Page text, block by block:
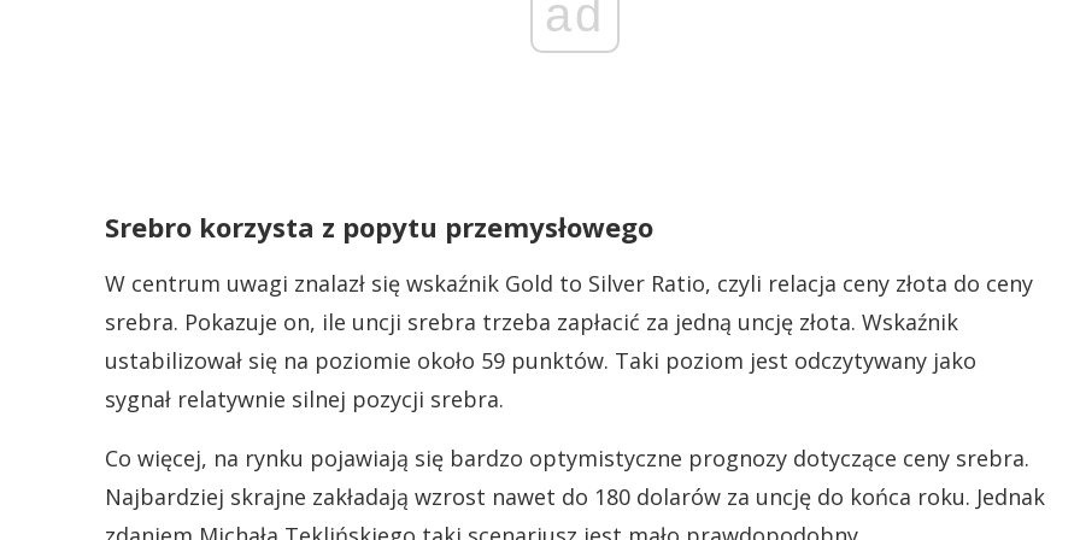
ad
Srebro korzysta z popytu przemysłowego
W centrum uwagi znalazł się wskaźnik Gold to Silver Ratio, czyli relacja ceny złota do ceny
srebra. Pokazuje on, ile uncji srebra trzeba zapłacić za jedną uncję złota. Wskaźnik
ustabilizował się na poziomie około 59 punktów. Taki poziom jest odczytywany jako
sygnał relatywnie silnej pozycji srebra.
Co więcej, na rynku pojawiają się bardzo optymistyczne prognozy dotyczące ceny srebra.
Najbardziej skrajne zakładają wzrost nawet do 180 dolarów za uncję do końca roku. Jednak